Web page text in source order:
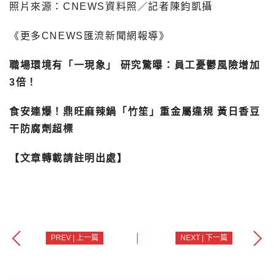
照片來源：CNEWS資料照／記者陳鈞凱攝
《更多CNEWS匯流新聞網報導》
職場環境有「一現象」 研究驚曝：員工憂鬱風險增加
3倍！
食安連爆！鼎旺麻辣鍋「竹笙」重金屬違規 黃日香豆
干防腐劑超標
【文章轉載請註明出處】
PREV | 上一篇 NEXT | 下一篇